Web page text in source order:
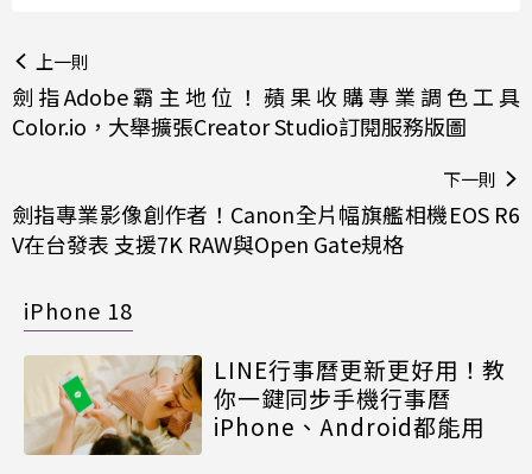
上一則
劍指Adobe霸主地位！蘋果收購專業調色工具
Color.io，大舉擴張Creator Studio訂閱服務版圖
下一則
劍指專業影像創作者！Canon全片幅旗艦相機EOS R6
V在台發表 支援7K RAW與Open Gate規格
iPhone 18
LINE行事曆更新更好用！教
你一鍵同步手機行事曆
iPhone、Android都能用